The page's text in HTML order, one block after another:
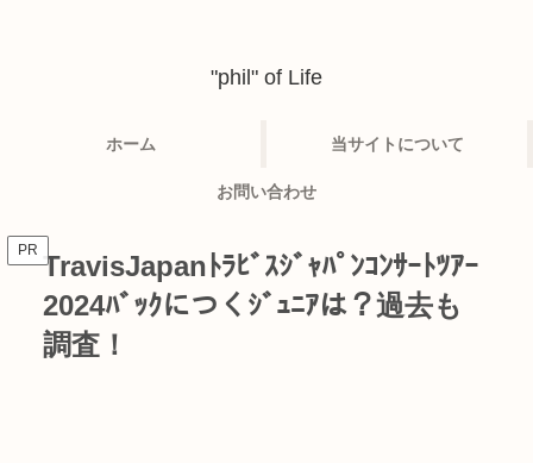
"phil" of Life
ホーム 当サイトについて
お問い合わせ
PR TravisJapanﾄﾗﾋﾞｽｼﾞｬﾊﾟﾝｺﾝｻｰﾄﾂｱｰ
2024ﾊﾞｯｸにつくｼﾞｭﾆｱは？過去も
調査！